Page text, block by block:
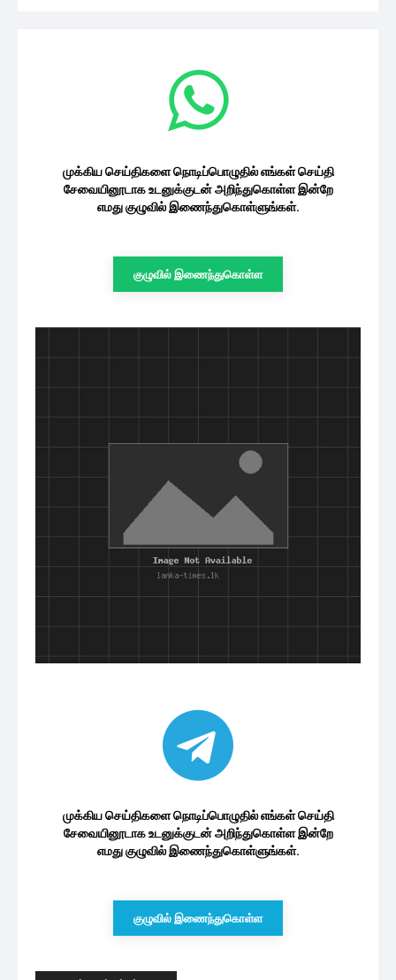
முக்கிய செய்திகளை நொடிப்பொழுதில் எங்கள் செய்தி
சேவையினூடாக உடனுக்குடன் அறிந்துகொள்ள இன்றே
எமது குழுவில் இணைந்துகொள்ளுங்கள்.
குழுவில் இணைந்துகொள்ள
முக்கிய செய்திகளை நொடிப்பொழுதில் எங்கள் செய்தி
சேவையினூடாக உடனுக்குடன் அறிந்துகொள்ள இன்றே
எமது குழுவில் இணைந்துகொள்ளுங்கள்.
குழுவில் இணைந்துகொள்ள